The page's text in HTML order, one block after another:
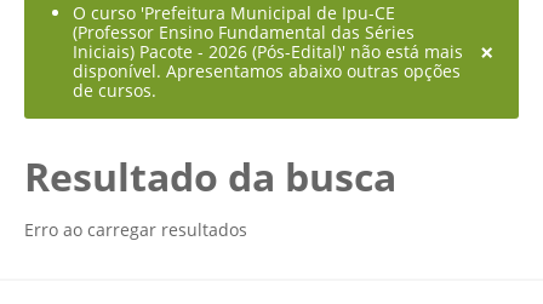
O curso 'Prefeitura Municipal de Ipu-CE
(Professor Ensino Fundamental das Séries
Iniciais) Pacote - 2026 (Pós-Edital)' não está mais
disponível. Apresentamos abaixo outras opções
de cursos.
×
Resultado da busca
Erro ao carregar resultados